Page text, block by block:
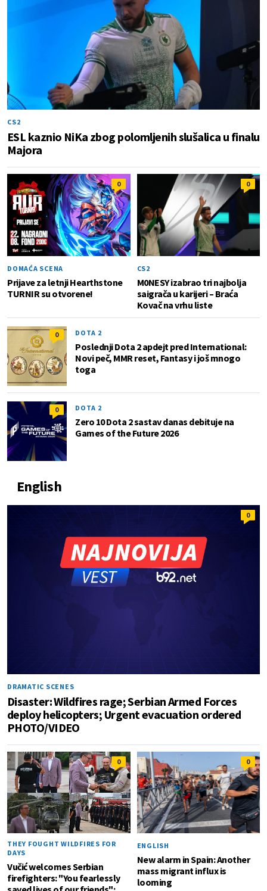
CS2
ESL kaznio NiKa zbog polomljenih slušalica u finalu
Majora
0
DOMAĆA SCENA
Prijave za letnji Hearthstone
TURNIR su otvorene!
0
CS2
M0NESY izabrao tri najbolja
saigrača u karijeri – Braća
Kovač na vrhu liste
0 DOTA 2
Poslednji Dota 2 apdejt pred International:
Novi peč, MMR reset, Fantasy i još mnogo
toga
0 DOTA 2
Zero 10 Dota 2 sastav danas debituje na
Games of the Future 2026
English
0
DRAMATIC SCENES
Disaster: Wildfires rage; Serbian Armed Forces
deploy helicopters; Urgent evacuation ordered
PHOTO/VIDEO
0
THEY FOUGHT WILDFIRES FOR
DAYS
Vučić welcomes Serbian
firefighters: "You fearlessly
0
ENGLISH
New alarm in Spain: Another
mass migrant influx is
looming